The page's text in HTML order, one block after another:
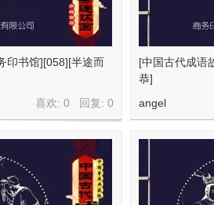
印书馆][058][半途而
喜欢: 0 回复: 0
[中国古代成语
恭]
angel